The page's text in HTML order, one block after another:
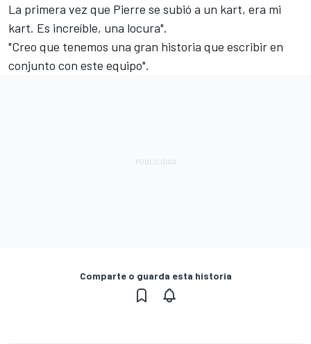
La primera vez que Pierre se subió a un kart, era mi
kart. Es increíble, una locura".
"Creo que tenemos una gran historia que escribir en
conjunto con este equipo".
Comparte o guarda esta historia